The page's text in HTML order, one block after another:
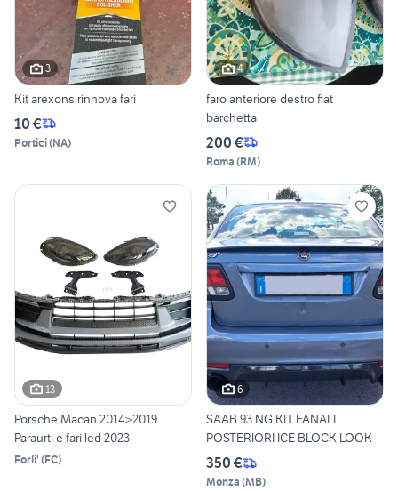
3
Kit arexons rinnova fari
10 €
Portici(NA)
4
faro anteriore destro fiat
barchetta
200 €
Roma (RM)
13
Porsche Macan 2014>2019
Paraurti e fari led 2023
Forli' (FC)
6
SAAB 93 NG KIT FANALI
POSTERIORI ICE BLOCK LOOK
350 €
Monza (MB)